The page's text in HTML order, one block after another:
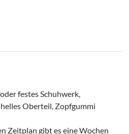
festes Schuhwerk,
Oberteil, Zopfgummi
Zeitplan gibt es eine Wochen